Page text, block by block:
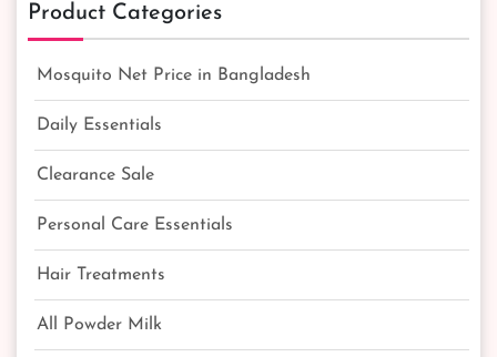
Product Categories
Mosquito Net Price in Bangladesh
Daily Essentials
Clearance Sale
Personal Care Essentials
Hair Treatments
All Powder Milk